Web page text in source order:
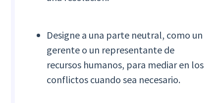
Designe a una parte neutral, como un
gerente o un representante de
recursos humanos, para mediar en los
conflictos cuando sea necesario.